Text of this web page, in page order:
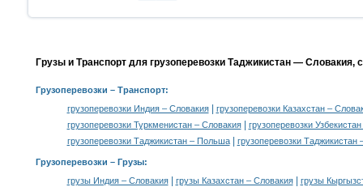
Грузы и Транспорт для грузоперевозки Таджикистан — Словакия,
Грузоперевозки – Транспорт:
грузоперевозки Индия – Словакия|
грузоперевозки Казахстан –
грузоперевозки Туркменистан – Словакия|
грузоперевозки
грузоперевозки Таджикистан – Польша| грузоперевозки
Грузоперевозки – Грузы:
грузы Индия – Словакия| грузы Казахстан – Словакия|
грузы